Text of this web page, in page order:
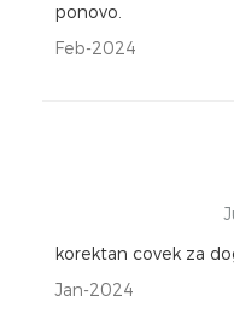
ponovo.
Feb-2024
korektan covek za
Jan-2024